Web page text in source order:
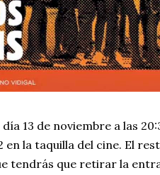
13 de noviembre a las
la taquilla del cine. El
tendrás que retirar la